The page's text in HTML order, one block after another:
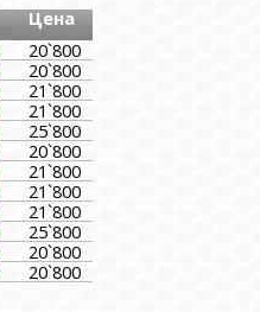
Цена
20`800
20`800
21`800
21`800
25`800
20`800
21`800
21`800
21`800
25`800
20`800
20`800